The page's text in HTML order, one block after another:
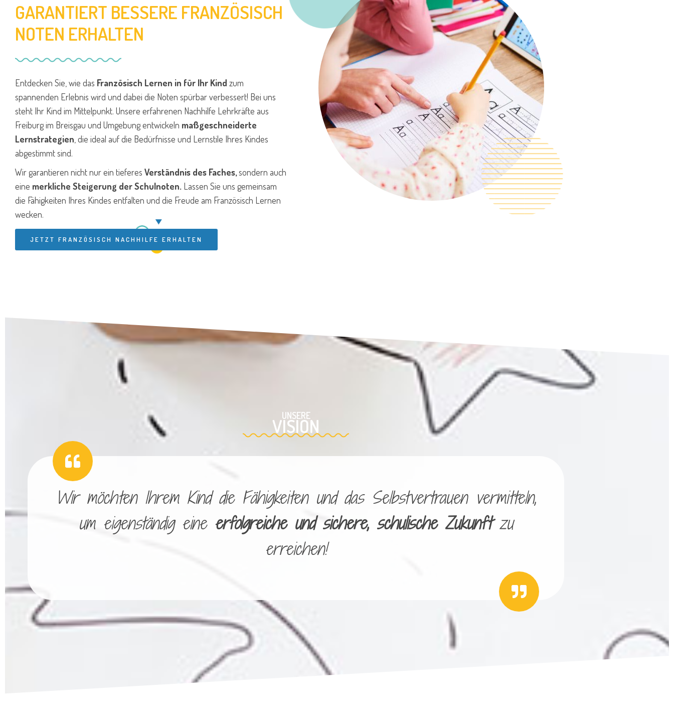
GARANTIERT BESSERE FRANZÖSISCH
NOTEN ERHALTEN
Entdecken Sie, wie das Französisch Lernen in für Ihr Kind zum
spannenden Erlebnis wird und dabei die Noten spürbar verbessert! Bei uns
steht Ihr Kind im Mittelpunkt. Unsere erfahrenen Nachhilfe Lehrkräfte aus
Freiburg im Breisgau und Umgebung entwickeln maßgeschneiderte
Lernstrategien , die ideal auf die Bedürfnisse und Lernstile Ihres Kindes
abgestimmt sind.
Wir garantieren nicht nur ein tieferes Verständnis des Faches,sondern auch
eine merkliche Steigerung der Schulnoten. Lassen Sie uns gemeinsam
die Fähigkeiten Ihres Kindes entfalten und die Freude am Französisch Lernen
wecken.
JETZT FRANZÖSISCH NACHHILFE ERHALTEN
UNSERE
VISION
Wir möchten Ihrem Kind die Fähigkeiten und das Selbstvertrauen vermitteln,
um eigenständig eine erfolgreiche und sichere, schulische Zukunftzu
erreichen!